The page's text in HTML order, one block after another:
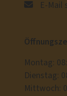
E-Mail
Montag:
Dienstag:
Mittwoch: